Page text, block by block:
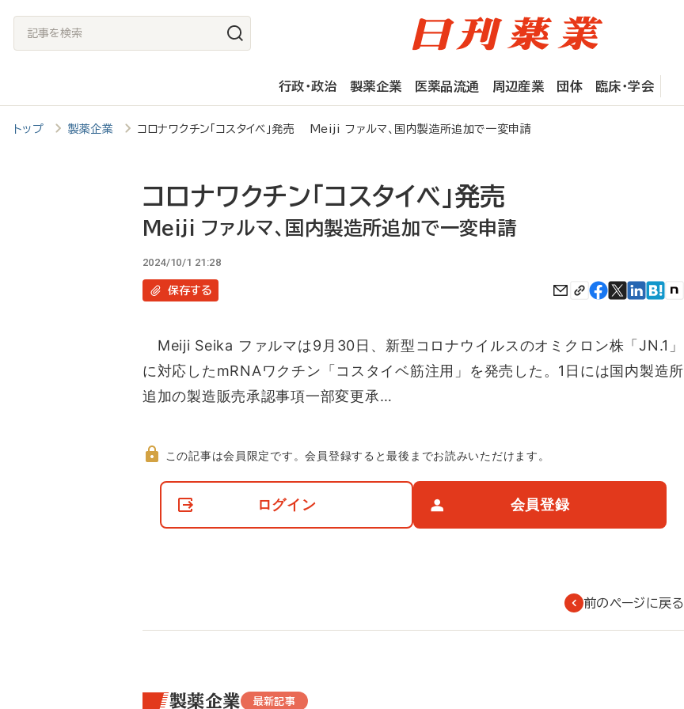
記
事
検
索
行政・政治 製薬企業 医薬品流通 周辺産業 団体 臨床・学会
トップ 製薬企業 コロナワクチン「コスタイベ」発売 Meiji ファルマ、国内製造所追加で一変申請
コロナワクチン「コスタイベ」発売
Meiji ファルマ、国内製造所追加で一変申請
2024/10/1 21:28
保存する
Meiji Seika ファルマは9月30日、新型コロナウイルスのオミクロン株「JN.1」
に対応したmRNAワクチン「コスタイベ筋注用」を発売した。1日には国内製造所
追加の製造販売承認事項一部変更承…
て
この記事は会員限定です。会員登録すると最後までお読みいただけます。
ログイン 会員登録
前のページに戻る
製薬企業 最新記事